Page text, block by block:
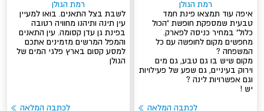
רמת הגולן
איפה עוד תמצאו פינת חמד
טבעית שמספקת חופשת "הכול
כלול" במחיר כניסה לפארק.
מחפשים מקום לחופשה עם כל
המשפחה ?
מקום שיש בו גם טבע, גם מים
וירוק בעיניים, גם שפע של פעילויות
וגם אפשרויות לינה ?
יש !
לכתבה המלאה
רמת הגולן
לשבת בצל התאנים. בואו למעיין
עין תינה ותיהנו מחוויה רטובה
בפינת גן עדן קסומה. עין התאנים
והמפל המרשים מזמינים אתכם
למסע קסום בארץ פלגי המים של
הגולן
לכתבה המלאה